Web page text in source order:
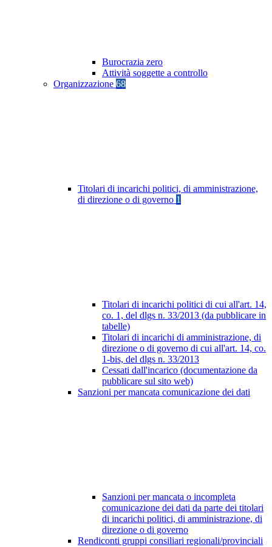
Burocrazia zero
Attività soggette a controllo
Organizzazione 68
Titolari di incarichi politici, di amministrazione,
di direzione o di governo 1
Titolari di incarichi politici di cui all'art. 14,
co. 1, del dlgs n. 33/2013 (da pubblicare in
tabelle)
Titolari di incarichi di amministrazione, di
direzione o di governo di cui all'art. 14, co.
1-bis, del dlgs n. 33/2013
Cessati dall'incarico (documentazione da
pubblicare sul sito web)
Sanzioni per mancata comunicazione dei dati
Sanzioni per mancata o incompleta
comunicazione dei dati da parte dei titolari
di incarichi politici, di amministrazione, di
direzione o di governo
Rendiconti gruppi consiliari regionali/provinciali